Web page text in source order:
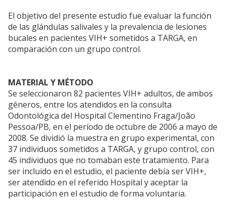
El objetivo del presente estudio fue evaluar la función
de las glándulas salivales y la prevalencia de lesiones
bucales en pacientes VIH+ sometidos a TARGA, en
comparación con un grupo control.
MATERIAL Y MÉTODO
Se seleccionaron 82 pacientes VIH+ adultos, de ambos
géneros, entre los atendidos en la consulta
Odontológica del Hospital Clementino Fraga/João
Pessoa/PB, en el período de octubre de 2006 a mayo de
2008. Se dividió la muestra en grupo experimental, con
37 individuos sometidos a TARGA, y grupo control, con
45 individuos que no tomaban este tratamiento. Para
ser incluido en el estudio, el paciente debía ser VIH+,
ser atendido en el referido Hospital y aceptar la
participación en el estudio de forma voluntaria.